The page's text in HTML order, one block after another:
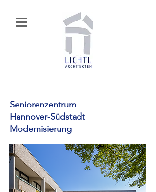
Seniorenzentrum
Hannover‑Südstadt
Modernisierung